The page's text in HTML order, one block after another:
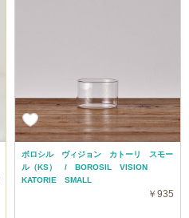
ボロシル ヴィジョン カトーリ スモー
ル（KS） / BOROSIL VISION
KATORIE SMALL
￥935